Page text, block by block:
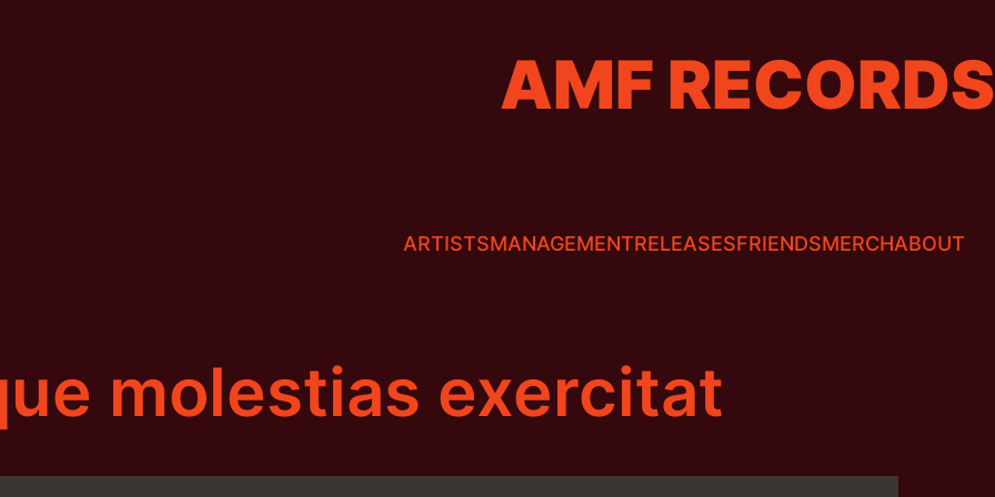
AMF RECORDS
ARTISTSMANAGEMENTRELEASESFRIENDSMERCHABOUT
molestias exercitat